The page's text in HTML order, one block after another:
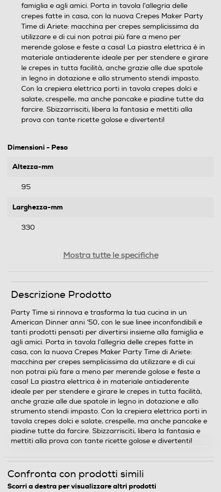
famiglia e agli amici. Porta in tavola l’allegria delle
crepes fatte in casa, con la nuova Crepes Maker Party
Time di Ariete: macchina per crepes semplicissima da
utilizzare e di cui non potrai più fare a meno per
merende golose e feste a casa! La piastra elettrica è in
materiale antiaderente ideale per per stendere e girare
le crepes in tutta facilità, anche grazie alle due spatole
in legno in dotazione e allo strumento stendi impasto.
Con la crepiera elettrica porti in tavola crepes dolci e
salate, crespelle, ma anche pancake e piadine tutte da
farcire. Sbizzarrisciti, libera la fantasia e mettiti alla
prova con tante ricette golose e divertenti!
Dimensioni - Peso
Altezza-mm
95
Larghezza-mm
330
1,39
Informazioni sulla sicurezza del prodotto
Clicca qui
Mostra tutte le specifiche
Descrizione Prodotto
Party Time si rinnova e trasforma la tua cucina in un
American Dinner anni ‘50, con le sue linee inconfondibili e
tanti prodotti pensati per divertirsi insieme alla famiglia e
agli amici. Porta in tavola l’allegria delle crepes fatte in
casa, con la nuova Crepes Maker Party Time di Ariete:
macchina per crepes semplicissima da utilizzare e di cui
non potrai più fare a meno per merende golose e feste a
casa! La piastra elettrica è in materiale antiaderente
ideale per per stendere e girare le crepes in tutta facilità,
anche grazie alle due spatole in legno in dotazione e allo
strumento stendi impasto. Con la crepiera elettrica porti in
tavola crepes dolci e salate, crespelle, ma anche pancake e
piadine tutte da farcire. Sbizzarrisciti, libera la fantasia e
mettiti alla prova con tante ricette golose e divertenti!
Confronta con prodotti simili
Scorri a destra per visualizzare altri prodotti